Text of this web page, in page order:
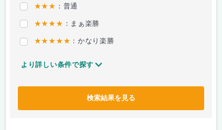
★★★ ：普通
★★★★ ：まぁ楽勝
★★★★★ ：かなり楽勝
より詳しい条件で探す
検索結果を見る